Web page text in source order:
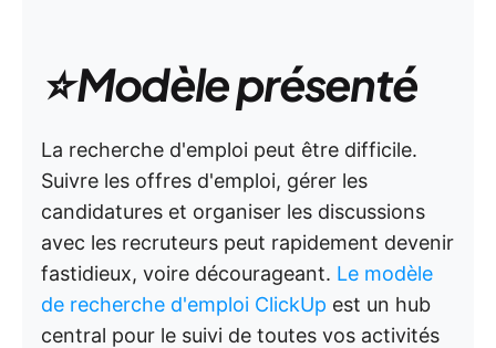
⭐ Modèle présenté
La recherche d'emploi peut être difficile.
Suivre les offres d'emploi, gérer les
candidatures et organiser les discussions
avec les recruteurs peut rapidement devenir
fastidieux, voire décourageant. Le modèle
de recherche d'emploi ClickUp est un hub
central pour le suivi de toutes vos activités